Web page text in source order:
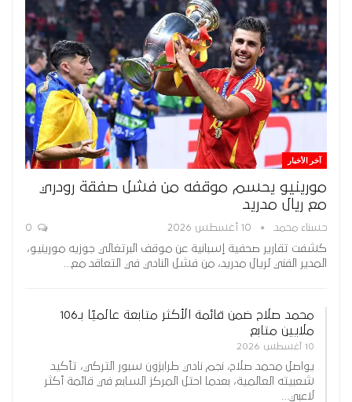
آخر الأخبار
مورينيو يحسم موقفه من فشل صفقة رودري
مع ريال مدريد
حسناء محمد 10 أغسطس 2026
كشفت تقارير صحفية إسبانية عن موقف البرتغالي جوزيه مورينيو،
المدير الفني لريال مدريد، من فشل النادي في التعاقد مع…
محمد صلاح ضمن قائمة الأكثر متابعة عالميًا بـ106
ملايين متابع
10 أغسطس 2026
يواصل محمد صلاح، نجم نادي طرابزون سبور التركي، تأكيد
شعبيته العالمية، بعدما احتل المركز السابع في قائمة أكثر
لاعبي…